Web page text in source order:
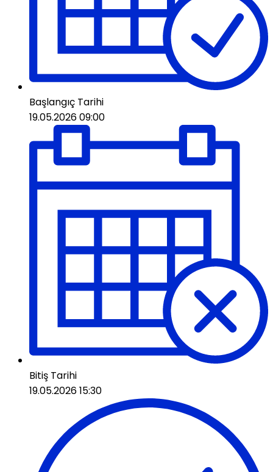
Başlangıç ​​Tarihi
19.05.2026 09:00
Bitiş Tarihi
19.05.2026 15:30